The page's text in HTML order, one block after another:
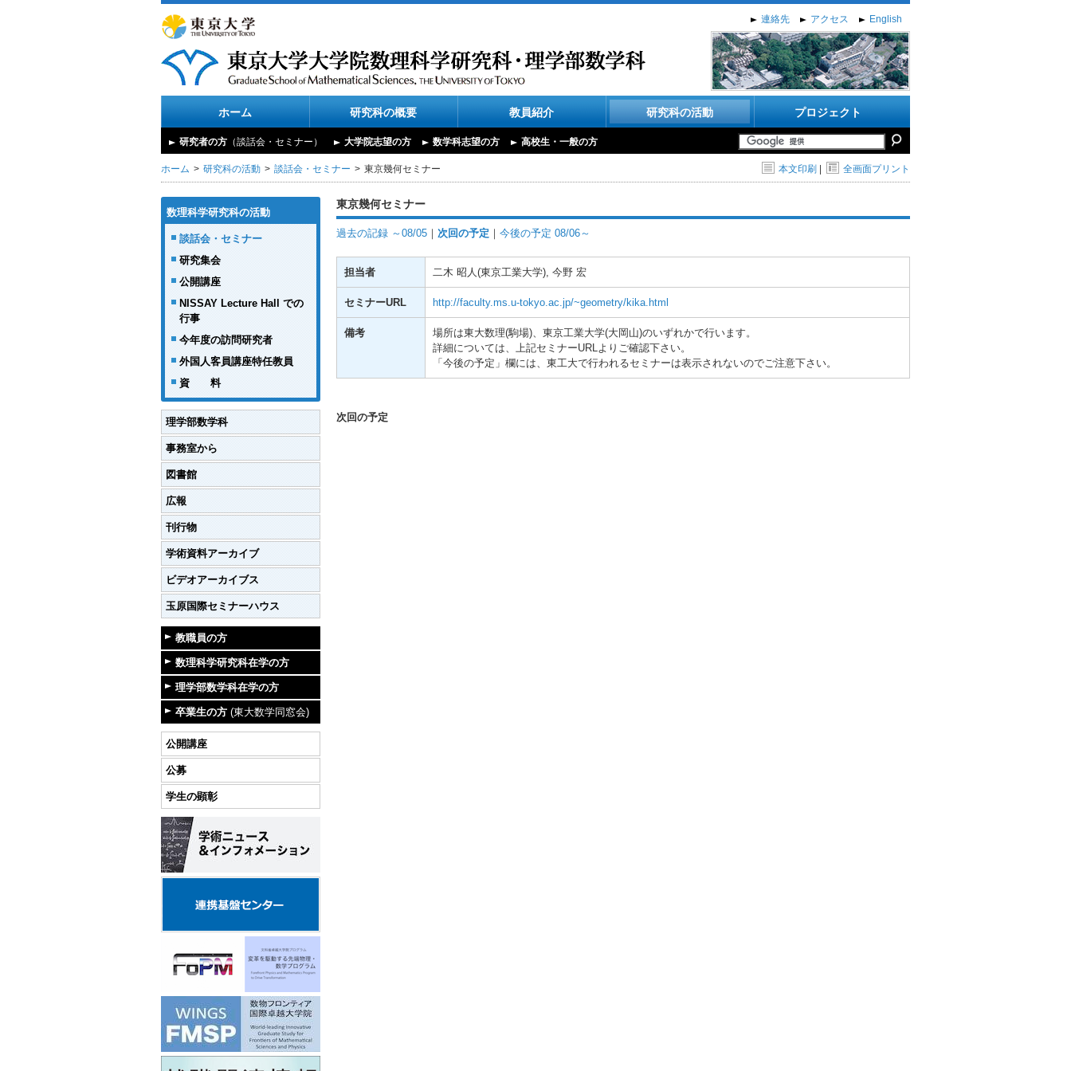
連絡先 アクセス English
ホーム 研究科の概要 教員紹介 研究科の活動 プロジェクト
研究者の方 （談話会・セミナー） 大学院志望の方 数学科志望の方 高校生・一般の方
ホーム 研究科の活動 談話会・セミナー 東京幾何セミナー 本文印刷 全画面プリント
数理科学研究科の活動
談話会・セミナー
研究集会
公開講座
NISSAY Lecture Hall での
行事
今年度の訪問研究者
外国人客員講座特任教員
資 料
理学部数学科
事務室から
図書館
広報
刊行物
学術資料アーカイブ
ビデオアーカイブス
玉原国際セミナーハウス
教職員の方
数理科学研究科在学の方
理学部数学科在学の方
卒業生の方 (東大数学同窓会)
公開講座
公募
学生の顕彰
東京幾何セミナー
過去の記録 ～08/05 ｜ 次回の予定 ｜ 今後の予定 08/06～
担当者 二木 昭人(東京工業大学), 今野 宏
セミナーURL http://faculty.ms.u-tokyo.ac.jp/~geometry/kika.html
備考
場所は東大数理(駒場)、東京工業大学(大岡山)のいずれかで行います。
詳細については、上記セミナーURLよりご確認下さい。
「今後の予定」欄には、東工大で行われるセミナーは表示されないのでご注意下さい。
次回の予定